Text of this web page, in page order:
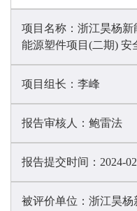
项目名称： 浙江昊杨新
能源塑件项目(二期) 安
项目组长： 李峰
报告审核人： 鲍雷法
报告提交时间： 2024-
被评价单位： 浙江昊杨